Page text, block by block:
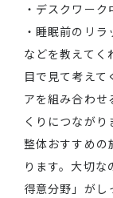
・デスクワー
・睡眠前のリラ
などを教えてく
目で見て考えて
アを組み合わせ
くりにつながり
整体おすすめの
ります。大切
得意分野」がし